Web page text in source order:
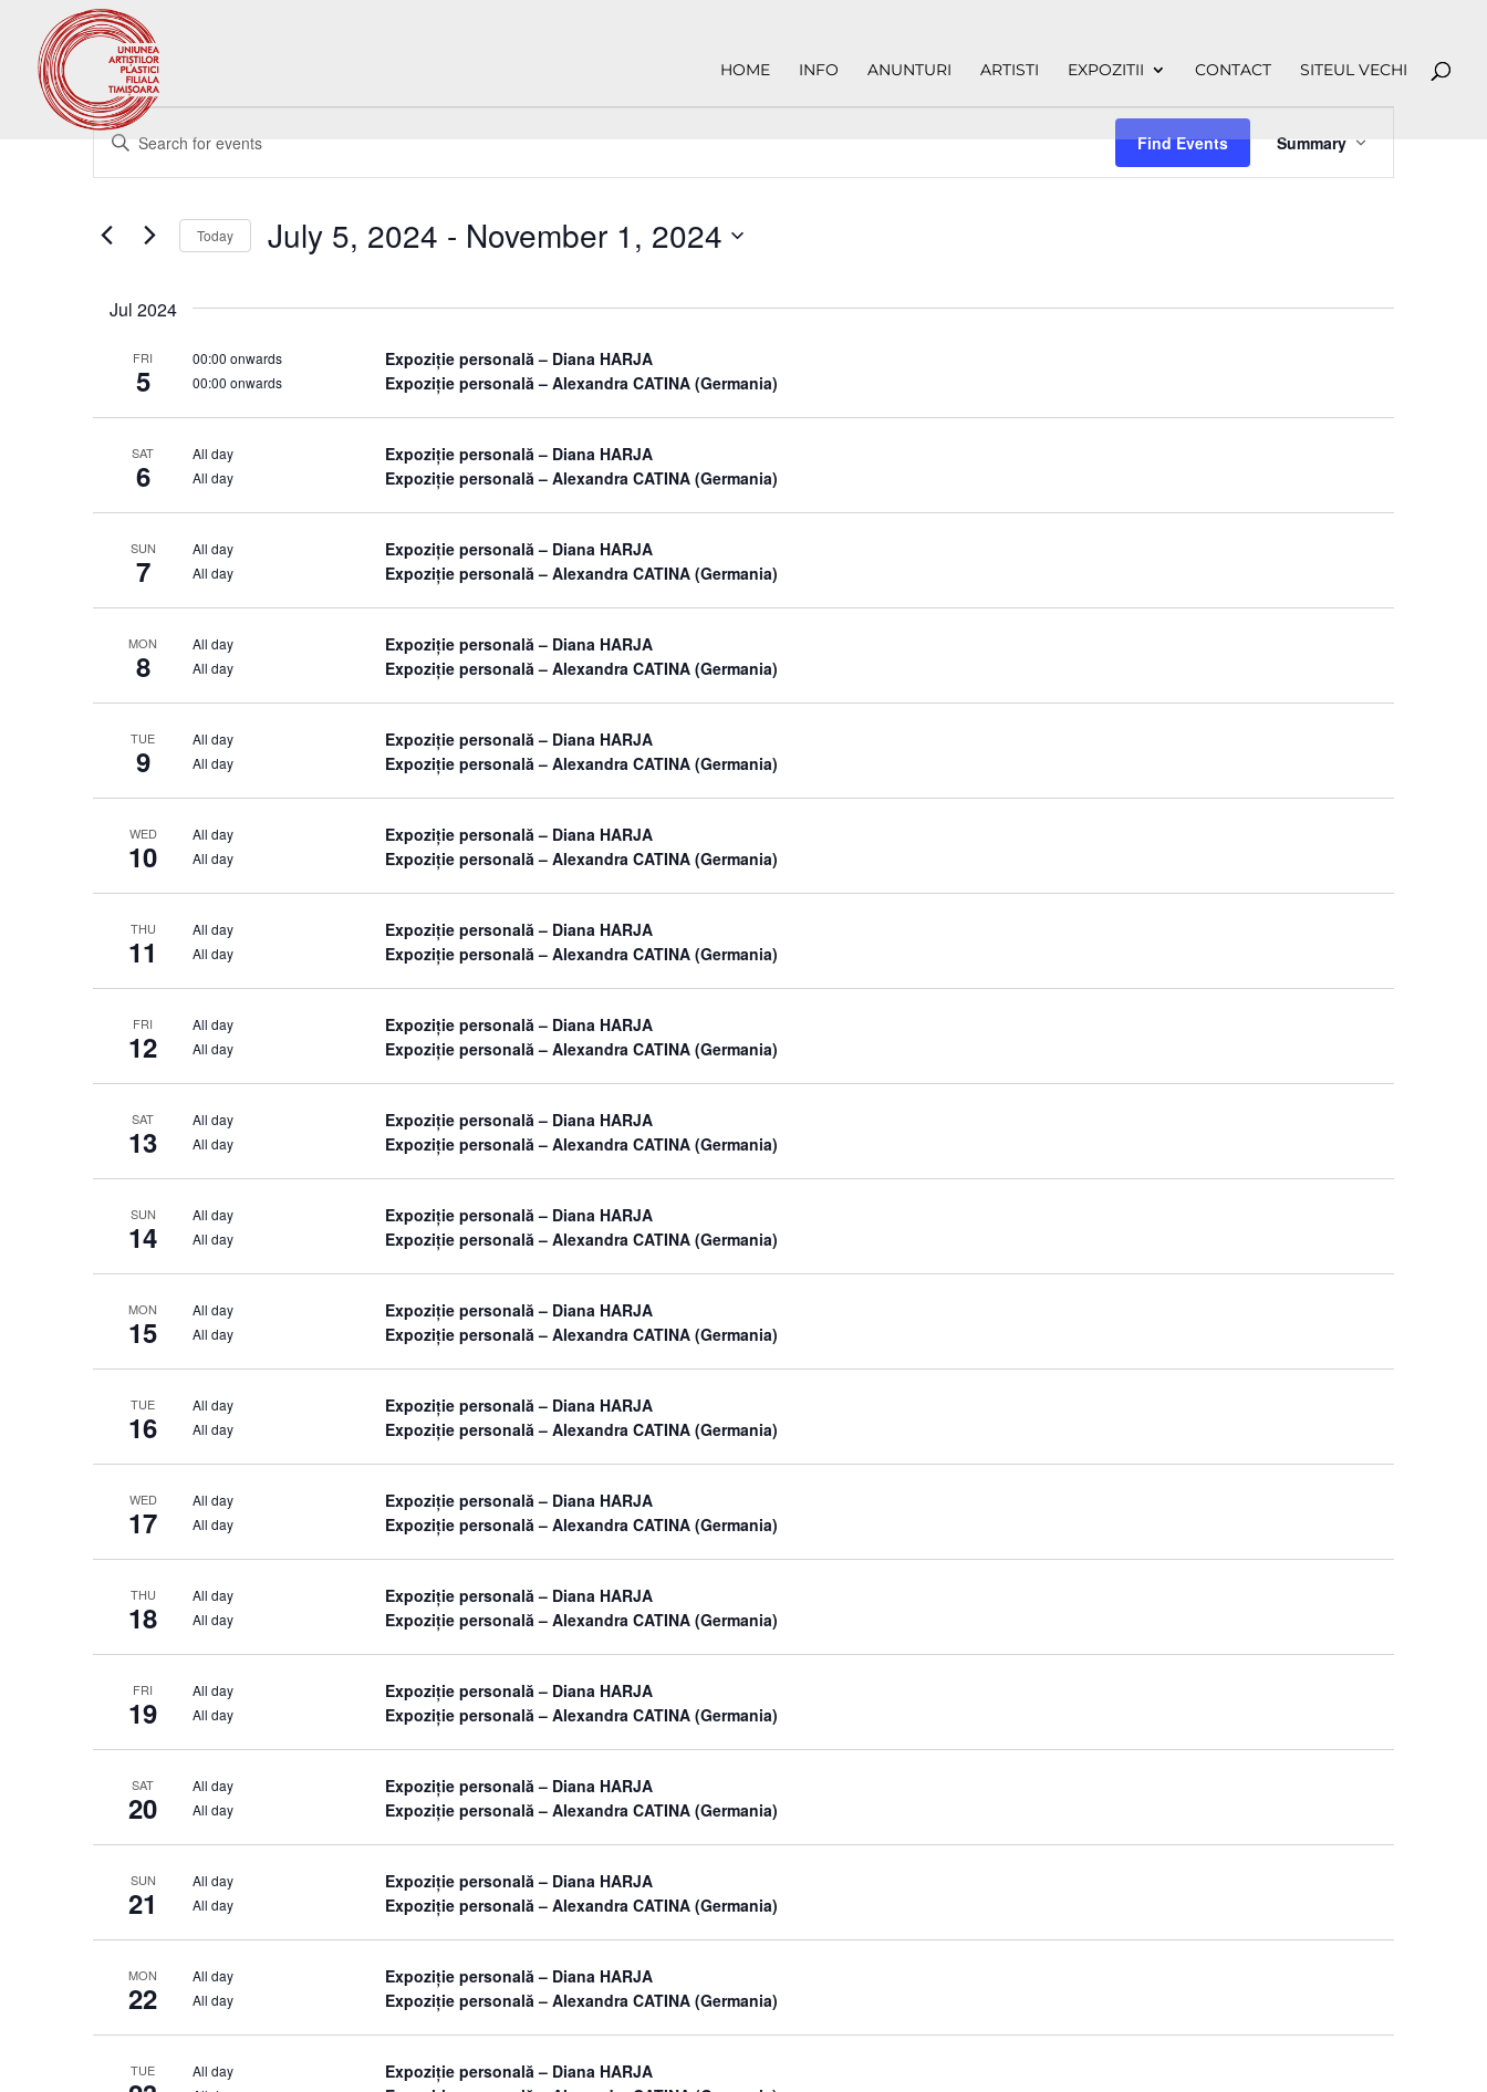
HOME INFO ANUNTURI ARTISTI EXPOZITII CONTACT SITEUL VECHI
Events
Events
Search
and
Navigation
Enter
Keyword.
Search
Events
Find Events Views
Navigation
Summary
Today July 5, 2024 - November 1, 2024
Jul 2024
FRI
5
00:00 onwards Expoziție personală – Diana HARJA
00:00 onwards Expoziție personală – Alexandra CATINA (Germania)
SAT
6
All day Expoziție personală – Diana HARJA
All day Expoziție personală – Alexandra CATINA (Germania)
SUN
7
All day Expoziție personală – Diana HARJA
All day Expoziție personală – Alexandra CATINA (Germania)
MON
8
All day Expoziție personală – Diana HARJA
All day Expoziție personală – Alexandra CATINA (Germania)
TUE
9
All day Expoziție personală – Diana HARJA
All day Expoziție personală – Alexandra CATINA (Germania)
WED
10
All day Expoziție personală – Diana HARJA
All day Expoziție personală – Alexandra CATINA (Germania)
THU
11
All day Expoziție personală – Diana HARJA
All day Expoziție personală – Alexandra CATINA (Germania)
FRI
12
All day Expoziție personală – Diana HARJA
All day Expoziție personală – Alexandra CATINA (Germania)
SAT
13
All day Expoziție personală – Diana HARJA
All day Expoziție personală – Alexandra CATINA (Germania)
SUN
14
All day Expoziție personală – Diana HARJA
All day Expoziție personală – Alexandra CATINA (Germania)
MON
15
All day Expoziție personală – Diana HARJA
All day Expoziție personală – Alexandra CATINA (Germania)
TUE
16
All day Expoziție personală – Diana HARJA
All day Expoziție personală – Alexandra CATINA (Germania)
WED
17
All day Expoziție personală – Diana HARJA
All day Expoziție personală – Alexandra CATINA (Germania)
THU
18
All day Expoziție personală – Diana HARJA
All day Expoziție personală – Alexandra CATINA (Germania)
FRI
19
All day Expoziție personală – Diana HARJA
All day Expoziție personală – Alexandra CATINA (Germania)
SAT
20
All day Expoziție personală – Diana HARJA
All day Expoziție personală – Alexandra CATINA (Germania)
SUN
21
All day Expoziție personală – Diana HARJA
All day Expoziție personală – Alexandra CATINA (Germania)
MON
22
All day Expoziție personală – Diana HARJA
All day Expoziție personală – Alexandra CATINA (Germania)
TUE All day Expoziție personală – Diana HARJA